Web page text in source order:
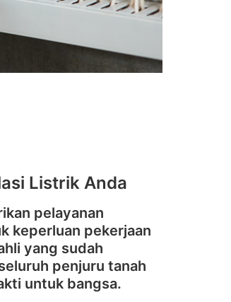
Listrik Anda
pelayanan
keperluan pekerjaan
yang sudah
penjuru tanah
untuk bangsa.